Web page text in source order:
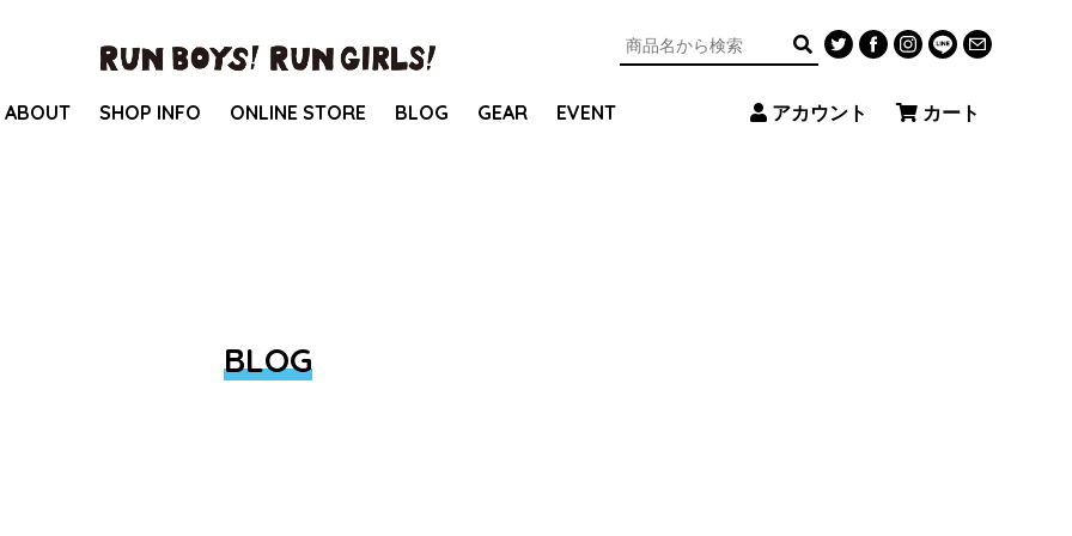
ABOUT SHOP INFO ONLINE STORE BLOG GEAR EVENT アカウント カート
BLOG